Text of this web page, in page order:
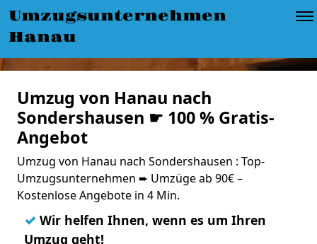
Umzugsunternehmen
Hanau
Umzug von Hanau nach
Sondershausen ☛ 100 % Gratis-
Angebot
Umzug von Hanau nach Sondershausen : Top-
Umzugsunternehmen ➨ Umzüge ab 90€ –
Kostenlose Angebote in 4 Min.
✓ Wir helfen Ihnen, wenn es um Ihren
Umzug geht!